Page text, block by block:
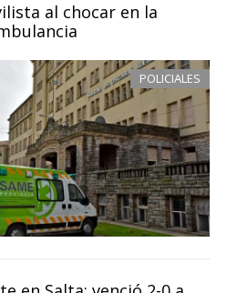
al chocar en la
POLICIALES